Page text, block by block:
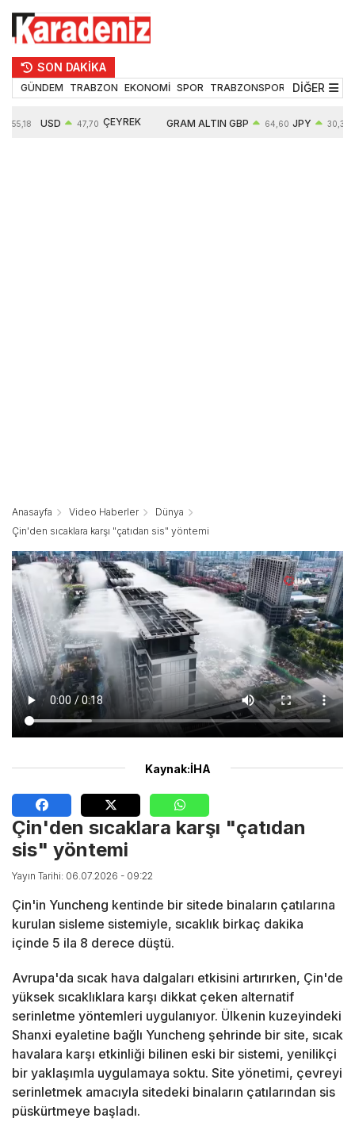
SON DAKİKA
GÜNDEM TRABZON EKONOMİ SPOR TRABZONSPOR TEKNOLOJİ
DİĞER
55,18 USD 47,70 ÇEYREK GRAM ALTIN GBP 64,60 JPY 30,35
Anasayfa Video Haberler
Dünya
Çin'den sıcaklara karşı "çatıdan sis" yöntemi
Kaynak:İHA
Çin'den sıcaklara karşı "çatıdan
sis" yöntemi
Yayın Tarihi: 06.07.2026 - 09:22
Çin'in Yuncheng kentinde bir sitede binaların çatılarına
kurulan sisleme sistemiyle, sıcaklık birkaç dakika
içinde 5 ila 8 derece düştü.
Avrupa'da sıcak hava dalgaları etkisini artırırken, Çin'de
yüksek sıcaklıklara karşı dikkat çeken alternatif
serinletme yöntemleri uygulanıyor. Ülkenin kuzeyindeki
Shanxi eyaletine bağlı Yuncheng şehrinde bir site, sıcak
havalara karşı etkinliği bilinen eski bir sistemi, yenilikçi
bir yaklaşımla uygulamaya soktu. Site yönetimi, çevreyi
serinletmek amacıyla sitedeki binaların çatılarından sis
püskürtmeye başladı.